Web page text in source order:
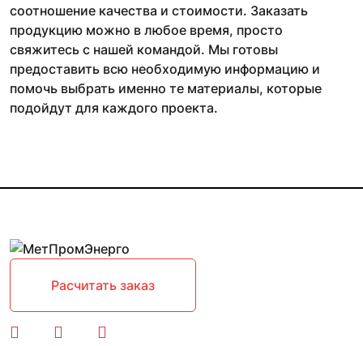
соотношение качества и стоимости. Заказать
продукцию можно в любое время, просто
свяжитесь с нашей командой. Мы готовы
предоставить всю необходимую информацию и
помочь выбрать именно те материалы, которые
подойдут для каждого проекта.
Расчитать заказ